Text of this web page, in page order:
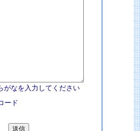
がなを入力してください